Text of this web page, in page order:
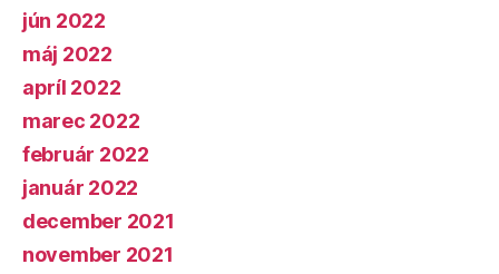
jún 2022
máj 2022
apríl 2022
marec 2022
február 2022
január 2022
december 2021
november 2021